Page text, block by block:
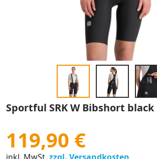
Sportful SRK W Bibshort black
119,90 €